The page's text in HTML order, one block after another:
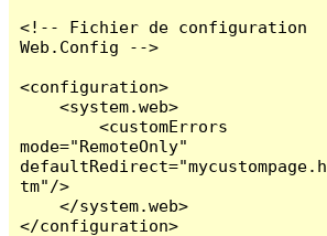
<!-- Fichier de configuration
Web.Config -->
<configuration>
    <system.web>
        <customErrors
mode="RemoteOnly"
defaultRedirect="mycustompage.h
tm"/>
    </system.web>
</configuration>